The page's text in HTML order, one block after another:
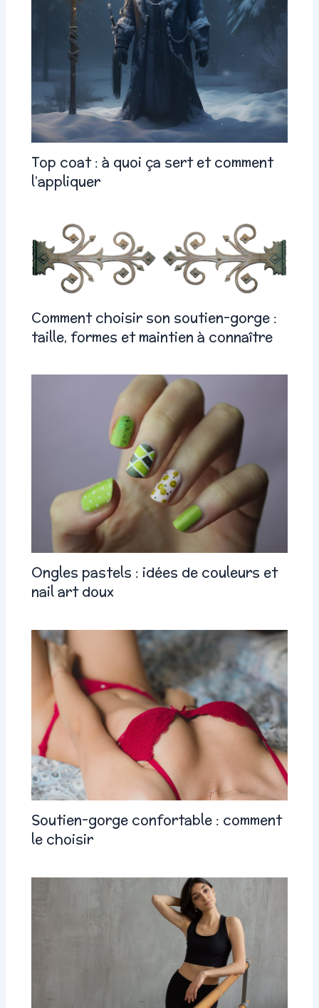
Top coat : à quoi ça sert et comment
l’appliquer
Comment choisir son soutien-gorge :
taille, formes et maintien à connaître
Ongles pastels : idées de couleurs et
nail art doux
Soutien-gorge confortable : comment
le choisir